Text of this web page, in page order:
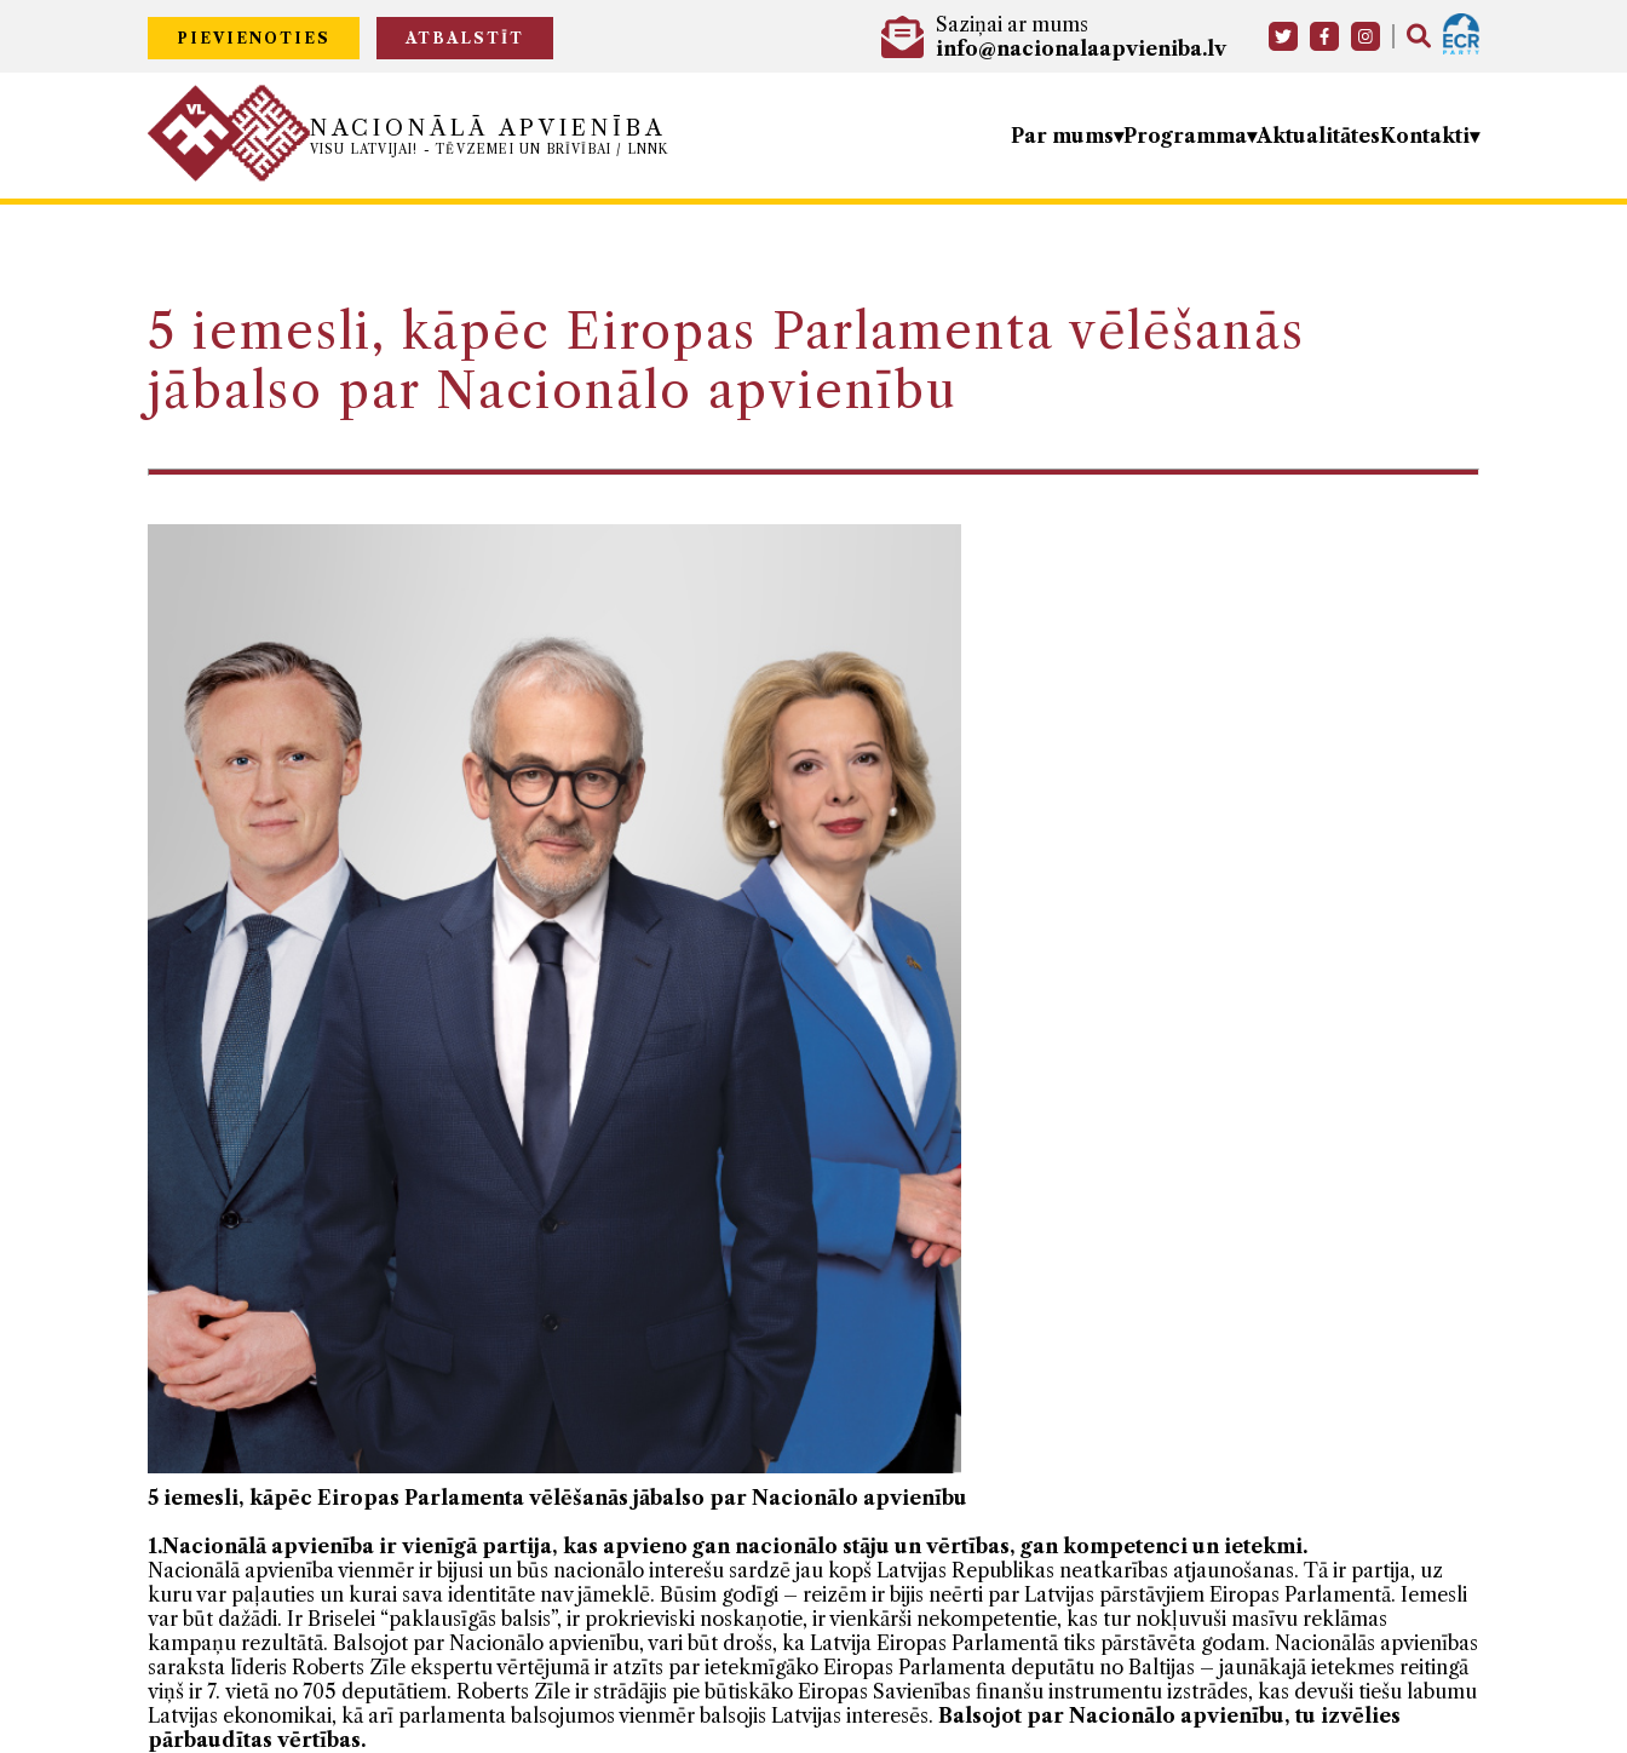
PIEVIENOTIES ATBALSTĪT
Saziņai ar mums
info@nacionalaapvieniba.lv
NACIONĀLĀ APVIENĪBA
VISU LATVIJAI! - TĒVZEMEI UN BRĪVĪBAI / LNNK
Par mums Programma AktualitātesKontakti
5 iemesli, kāpēc Eiropas Parlamenta vēlēšanās
jābalso par Nacionālo apvienību
5 iemesli, kāpēc Eiropas Parlamenta vēlēšanās jābalso par Nacionālo apvienību
1.Nacionālā apvienība ir vienīgā partija, kas apvieno gan nacionālo stāju un vērtības, gan kompetenci un ietekmi.
Nacionālā apvienība vienmēr ir bijusi un būs nacionālo interešu sardzē jau kopš Latvijas Republikas neatkarības atjaunošanas. Tā ir partija, uz
kuru var paļauties un kurai sava identitāte nav jāmeklē. Būsim godīgi – reizēm ir bijis neērti par Latvijas pārstāvjiem Eiropas Parlamentā. Iemesli
var būt dažādi. Ir Briselei “paklausīgās balsis”, ir prokrieviski noskaņotie, ir vienkārši nekompetentie, kas tur nokļuvuši masīvu reklāmas
kampaņu rezultātā. Balsojot par Nacionālo apvienību, vari būt drošs, ka Latvija Eiropas Parlamentā tiks pārstāvēta godam. Nacionālās apvienības
saraksta līderis Roberts Zīle ekspertu vērtējumā ir atzīts par ietekmīgāko Eiropas Parlamenta deputātu no Baltijas – jaunākajā ietekmes reitingā
viņš ir 7. vietā no 705 deputātiem. Roberts Zīle ir strādājis pie būtiskāko Eiropas Savienības finanšu instrumentu izstrādes, kas devuši tiešu labumu
Latvijas ekonomikai, kā arī parlamenta balsojumos vienmēr balsojis Latvijas interesēs. Balsojot par Nacionālo apvienību, tu izvēlies
pārbaudītas vērtības.